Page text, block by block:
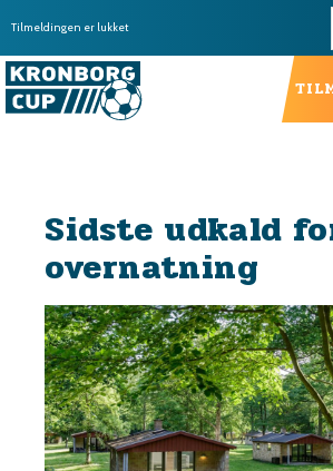
Tilmeldingen er lukket
Sidste udkald
overnatning